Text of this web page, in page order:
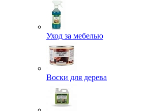
Уход за мебелью
Воски для дерева